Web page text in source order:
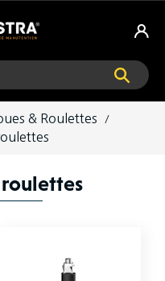
& Roulettes